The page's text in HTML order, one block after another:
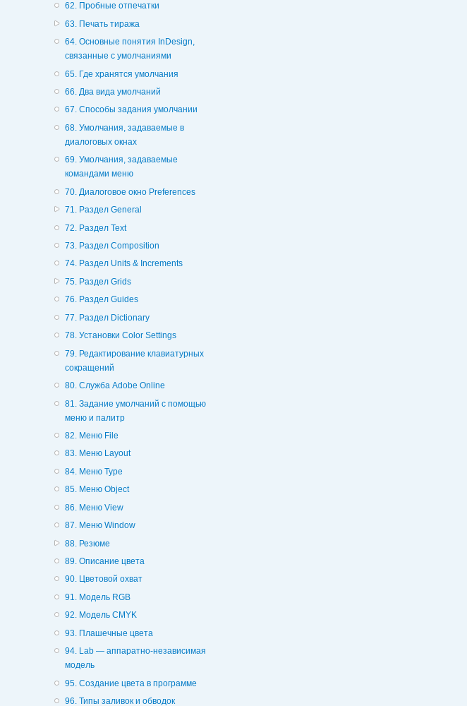
62. Пробные отпечатки
63. Печать тиража
64. Основные понятия InDesign,
связанные с умолчаниями
65. Где хранятся умолчания
66. Два вида умолчаний
67. Способы задания умолчании
68. Умолчания, задаваемые в
диалоговых окнах
69. Умолчания, задаваемые
командами меню
70. Диалоговое окно Preferences
71. Раздел General
72. Раздел Text
73. Раздел Composition
74. Раздел Units & Increments
75. Раздел Grids
76. Раздел Guides
77. Раздел Dictionary
78. Установки Color Settings
79. Редактирование клавиатурных
сокращений
80. Служба Adobe Online
81. Задание умолчаний с помощью
меню и палитр
82. Меню File
83. Меню Layout
84. Меню Type
85. Меню Object
86. Меню View
87. Меню Window
88. Резюме
89. Описание цвета
90. Цветовой охват
91. Модель RGB
92. Модель CMYK
93. Плашечные цвета
94. Lab — аппаратно-независимая
модель
95. Создание цвета в программе
96. Типы заливок и обводок